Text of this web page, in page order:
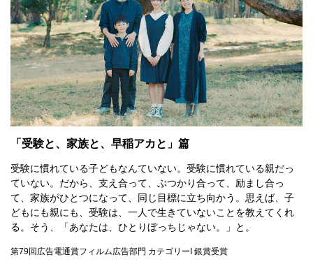
「受験と、家族と、早稲アカと」篇
受験に慣れている子どもなんていない。受験に慣れている親だっ
ていない。だから、支え合って、ぶつかり合って、励まし合っ
て、家族がひとつになって、同じ目標に立ち向かう。思えば、子
どもにも親にも、受験は、一人で生きていないことを教えてくれ
る。そう、「あなたは、ひとりぼっちじゃない。」と。
第79回広告電通賞フィルム広告部門 カテゴリーI 銀賞受賞